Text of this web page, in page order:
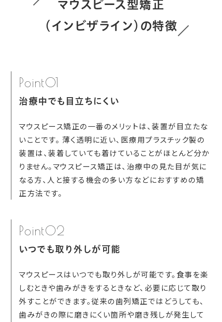
マウスピース型矯正
（インビザライン）の特徴
Point01
治療中でも目立ちにくい
マウスピース矯正の一番のメリットは、装置が目立たな
いことです。 薄く透明に近い、医療用プラスチック製の
装置は、装着していても着けていることがほとんど分か
りません。マウスピース矯正は、治療中の見た目が気に
なる方、人と接する機会の多い方などにおすすめの矯
正方法です。
Point02
いつでも取り外しが可能
マウスピースはいつでも取り外しが可能です。食事を楽
しむときや歯みがきをするときなど、必要に応じて取り
外すことができます。従来の歯列矯正ではどうしても、
歯みがきの際に磨きにくい箇所や磨き残しが発生して